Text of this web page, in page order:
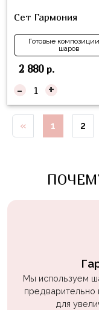
Сет Гармония
Готовые
шаров
2 880р.
- +
« 1 2
Мы используем
для
Звёздные
Трансформеры
Фрукты
Овощи
Шары
Супергерои
жучки,
пчелки